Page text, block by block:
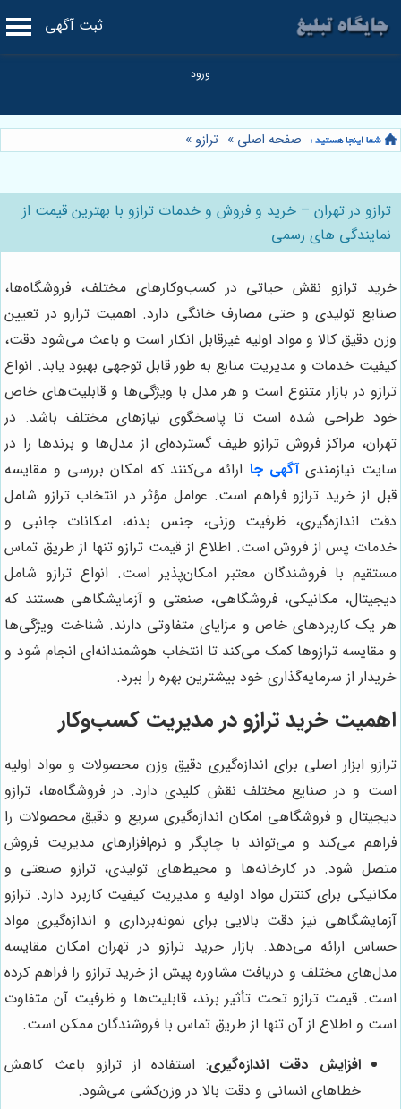
ثبت آگهی
صفحه اصلی » ترازو »
ترازو در تهران – خرید و فروش و خدمات ترازو با بهترین قیمت از
نمایندگی های رسمی
خرید ترازو نقش حیاتی در کسب‌وکارهای مختلف، فروشگاه‌ها،
صنایع تولیدی و حتی مصارف خانگی دارد. اهمیت ترازو در تعیین
وزن دقیق کالا و مواد اولیه غیرقابل انکار است و باعث می‌شود دقت،
کیفیت خدمات و مدیریت منابع به طور قابل توجهی بهبود یابد. انواع
ترازو در بازار متنوع است و هر مدل با ویژگی‌ها و قابلیت‌های خاص
خود طراحی شده است تا پاسخگوی نیازهای مختلف باشد. در
تهران، مراکز فروش ترازو طیف گسترده‌ای از مدل‌ها و برندها را در
سایت نیازمندیآگهی جا ارائه می‌کنند که امکان بررسی و مقایسه
قبل از خرید ترازو فراهم است. عوامل مؤثر در انتخاب ترازو شامل
دقت اندازه‌گیری، ظرفیت وزنی، جنس بدنه، امکانات جانبی و
خدمات پس از فروش است. اطلاع از قیمت ترازو تنها از طریق تماس
مستقیم با فروشندگان معتبر امکان‌پذیر است. انواع ترازو شامل
دیجیتال، مکانیکی، فروشگاهی، صنعتی و آزمایشگاهی هستند که
هر یک کاربردهای خاص و مزایای متفاوتی دارند. شناخت ویژگی‌ها
و مقایسه ترازوها کمک می‌کند تا انتخاب هوشمندانه‌ای انجام شود و
خریدار از سرمایه‌گذاری خود بیشترین بهره را ببرد.
اهمیت خرید ترازو در مدیریت کسب‌وکار
ترازو ابزار اصلی برای اندازه‌گیری دقیق وزن محصولات و مواد اولیه
است و در صنایع مختلف نقش کلیدی دارد. در فروشگاه‌ها، ترازو
دیجیتال و فروشگاهی امکان اندازه‌گیری سریع و دقیق محصولات را
فراهم می‌کند و می‌تواند با چاپگر و نرم‌افزارهای مدیریت فروش
متصل شود. در کارخانه‌ها و محیط‌های تولیدی، ترازو صنعتی و
مکانیکی برای کنترل مواد اولیه و مدیریت کیفیت کاربرد دارد. ترازو
آزمایشگاهی نیز دقت بالایی برای نمونه‌برداری و اندازه‌گیری مواد
حساس ارائه می‌دهد. بازار خرید ترازو در تهران امکان مقایسه
مدل‌های مختلف و دریافت مشاوره پیش از خرید ترازو را فراهم کرده
است. قیمت ترازو تحت تأثیر برند، قابلیت‌ها و ظرفیت آن متفاوت
است و اطلاع از آن تنها از طریق تماس با فروشندگان ممکن است.
افزایش دقت اندازه‌گیری: استفاده از ترازو باعث کاهش
خطاهای انسانی و دقت بالا در وزن‌کشی می‌شود.